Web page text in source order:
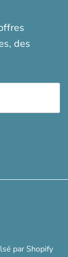
des
par Shopify